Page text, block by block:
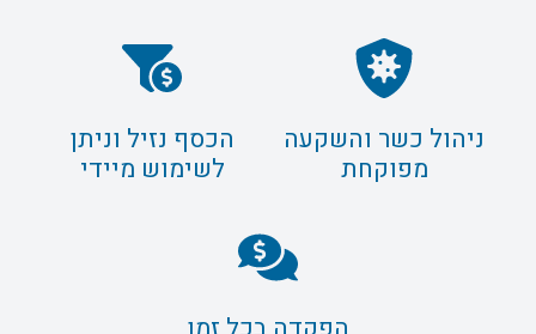
ניהול כשר והשקעה
מפוקחת
הכסף נזיל וניתן
לשימוש מיידי